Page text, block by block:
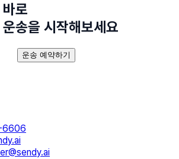
로
송을 시작해보세요
운송 예약하기
6606